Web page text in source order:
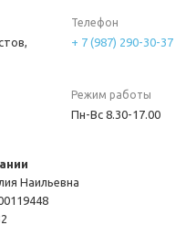
Телефон
+ 7 (987) 290-30-37
Режим работы
Пн-Вс 8.30-17.00
Наильевна